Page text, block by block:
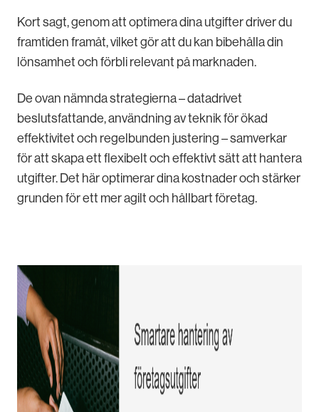
Kort sagt, genom att optimera dina utgifter driver du
framtiden framåt, vilket gör att du kan bibehålla din
lönsamhet och förbli relevant på marknaden.
De ovan nämnda strategierna – datadrivet
beslutsfattande, användning av teknik för ökad
effektivitet och regelbunden justering – samverkar
för att skapa ett flexibelt och effektivt sätt att hantera
utgifter. Det här optimerar dina kostnader och stärker
grunden för ett mer agilt och hållbart företag.